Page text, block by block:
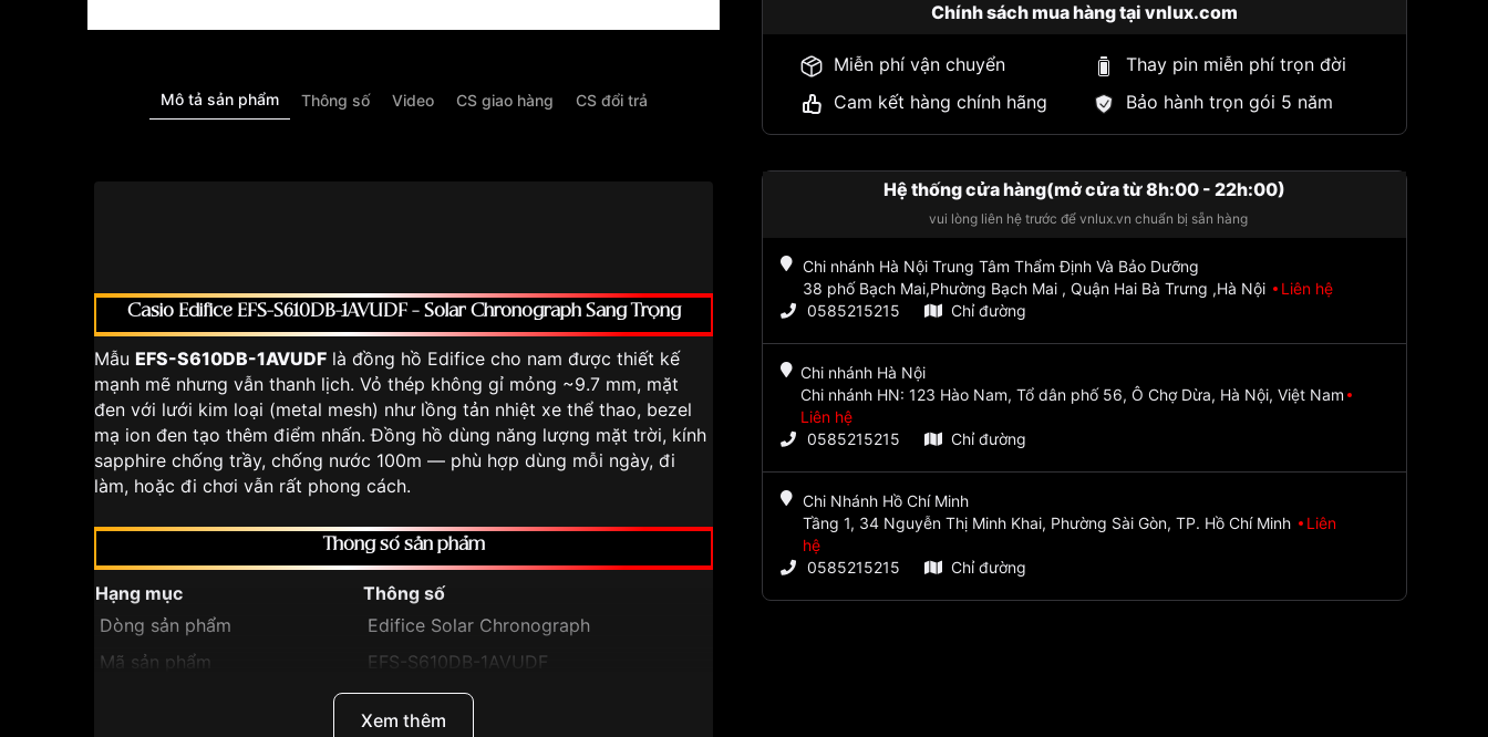
Mô tả sản phẩm Thông số Video CS giao hàng CS đổi trả
Casio Edifice EFS-S610DB-1AVUDF – Solar Chronograph Sang Trọng
Mẫu EFS-S610DB-1AVUDF là đồng hồ Edifice cho nam được thiết kế
mạnh mẽ nhưng vẫn thanh lịch. Vỏ thép không gỉ mỏng ~9.7 mm, mặt
đen với lưới kim loại (metal mesh) như lồng tản nhiệt xe thể thao, bezel
mạ ion đen tạo thêm điểm nhấn. Đồng hồ dùng năng lượng mặt trời, kính
sapphire chống trầy, chống nước 100m — phù hợp dùng mỗi ngày, đi
làm, hoặc đi chơi vẫn rất phong cách.
Thông số sản phẩm
Hạng mục
Thông số
Dòng sản phẩm
Edifice Solar Chronograph
Mã sản phẩm
EFS-S610DB-1AVUDF
Solar (năng lượng mặt trời) +
Chronograph
Xem thêm
Chính sách mua hàng tại vnlux.com
Miễn phí vận chuyển
Thay pin miễn phí trọn đời
Cam kết hàng chính hãng
Bảo hành trọn gói 5 năm
Hệ thống cửa hàng(mở cửa từ 8h:00 - 22h:00)
vui lòng liên hệ trước để vnlux.vn chuẩn bị sẵn hàng
Chi nhánh Hà Nội Trung Tâm Thẩm Định Và Bảo Dưỡng
38 phố Bạch Mai,Phường Bạch Mai , Quận Hai Bà Trưng ,Hà Nội
Liên hệ
0585215215
Chỉ đường
Chi nhánh Hà Nội
Chi nhánh HN: 123 Hào Nam, Tổ dân phố 56, Ô Chợ Dừa, Hà Nội, Việt Nam
Liên hệ
0585215215
Chỉ đường
Chi Nhánh Hồ Chí Minh
Tầng 1, 34 Nguyễn Thị Minh Khai, Phường Sài Gòn, TP. Hồ Chí Minh
Liên
hệ
0585215215
Chỉ đường